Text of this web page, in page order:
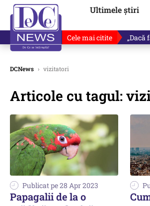
Ultimele știri
Cele mai citite „Dacă
DCNews › vizitatori
Articole cu tagul:
Publicat pe 28 Apr 2023
Papagalii de la o